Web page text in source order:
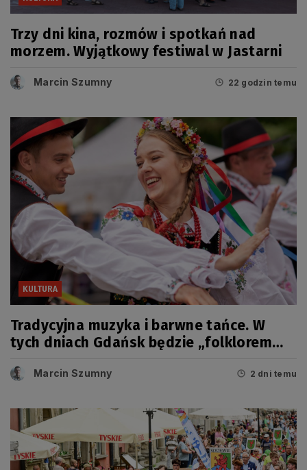
Trzy dni kina, rozmów i spotkań nad
morzem. Wyjątkowy festiwal w Jastarni
Marcin Szumny 22 godzin temu
KULTURA
Tradycyjna muzyka i barwne tańce. W
tych dniach Gdańsk będzie „folklorem
Marcin Szumny 2 dni temu